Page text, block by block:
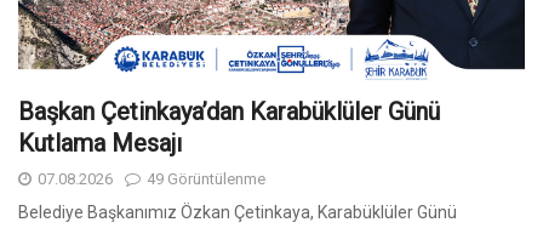
Başkan Çetinkaya’dan Karabüklüler Günü
Kutlama Mesajı
07.08.2026 49 Görüntülenme
Belediye Başkanımız Özkan Çetinkaya, Karabüklüler Günü